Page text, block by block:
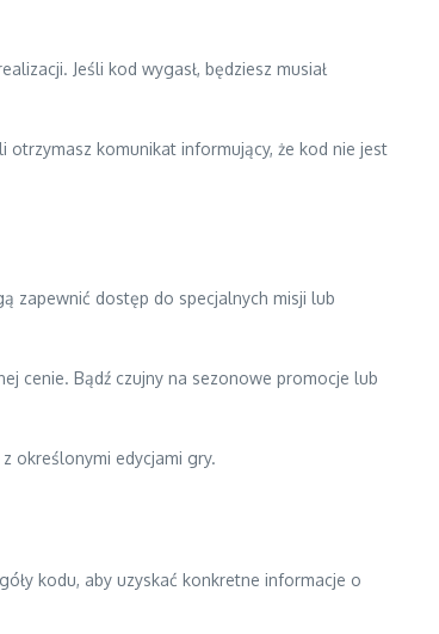
Jeśli kod wygasł, będziesz musiał
komunikat informujący, że kod nie jest
zapewnić dostęp do specjalnych misji lub
cenie. Bądź czujny na sezonowe promocje lub
określonymi edycjami gry.
kodu, aby uzyskać konkretne informacje o